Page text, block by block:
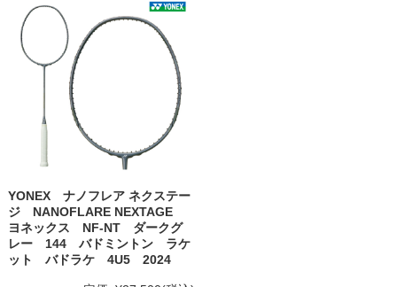
YONEX ナノフレア ネクステー
ジ NANOFLARE NEXTAGE
ヨネックス NF-NT ダークグ
レー 144 バドミントン ラケ
ット バドラケ 4U5 2024